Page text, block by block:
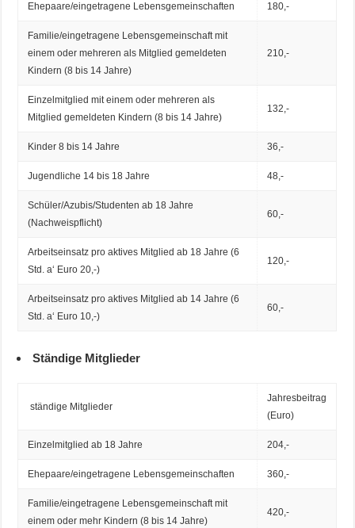
Ehepaare/eingetragene Lebensgemeinschaften 180,-
Familie/eingetragene Lebensgemeinschaft mit
einem oder mehreren als Mitglied gemeldeten
Kindern (8 bis 14 Jahre)
210,-
Einzelmitglied mit einem oder mehreren als
Mitglied gemeldeten Kindern (8 bis 14 Jahre)
132,-
Kinder 8 bis 14 Jahre 36,-
Jugendliche 14 bis 18 Jahre 48,-
Schüler/Azubis/Studenten ab 18 Jahre
(Nachweispflicht)
60,-
Arbeitseinsatz pro aktives Mitglied ab 18 Jahre (6
Std. a‘ Euro 20,-)
120,-
Arbeitseinsatz pro aktives Mitglied ab 14 Jahre (6
Std. a‘ Euro 10,-)
60,-
Ständige Mitglieder
ständige Mitglieder
Jahresbeitrag
(Euro)
Einzelmitglied ab 18 Jahre 204,-
Ehepaare/eingetragene Lebensgemeinschaften 360,-
Familie/eingetragene Lebensgemeinschaft mit
einem oder mehr Kindern (8 bis 14 Jahre)
420,-